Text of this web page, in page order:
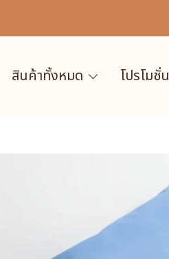
สินค้าทั้งหมด โปรโมชั่น